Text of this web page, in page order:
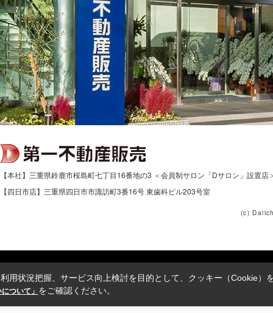
【本社】三重県鈴鹿市桜島町七丁目16番地の3 ＜会員制サロン「Dサロン」設置店
【四日市店】三重県四日市市諏訪町3番16号 東歯科ビル203号室
(c)
用状況把握、サービス向上検討を目的として、クッキー（Cookie）
ついて」 をご確認ください。